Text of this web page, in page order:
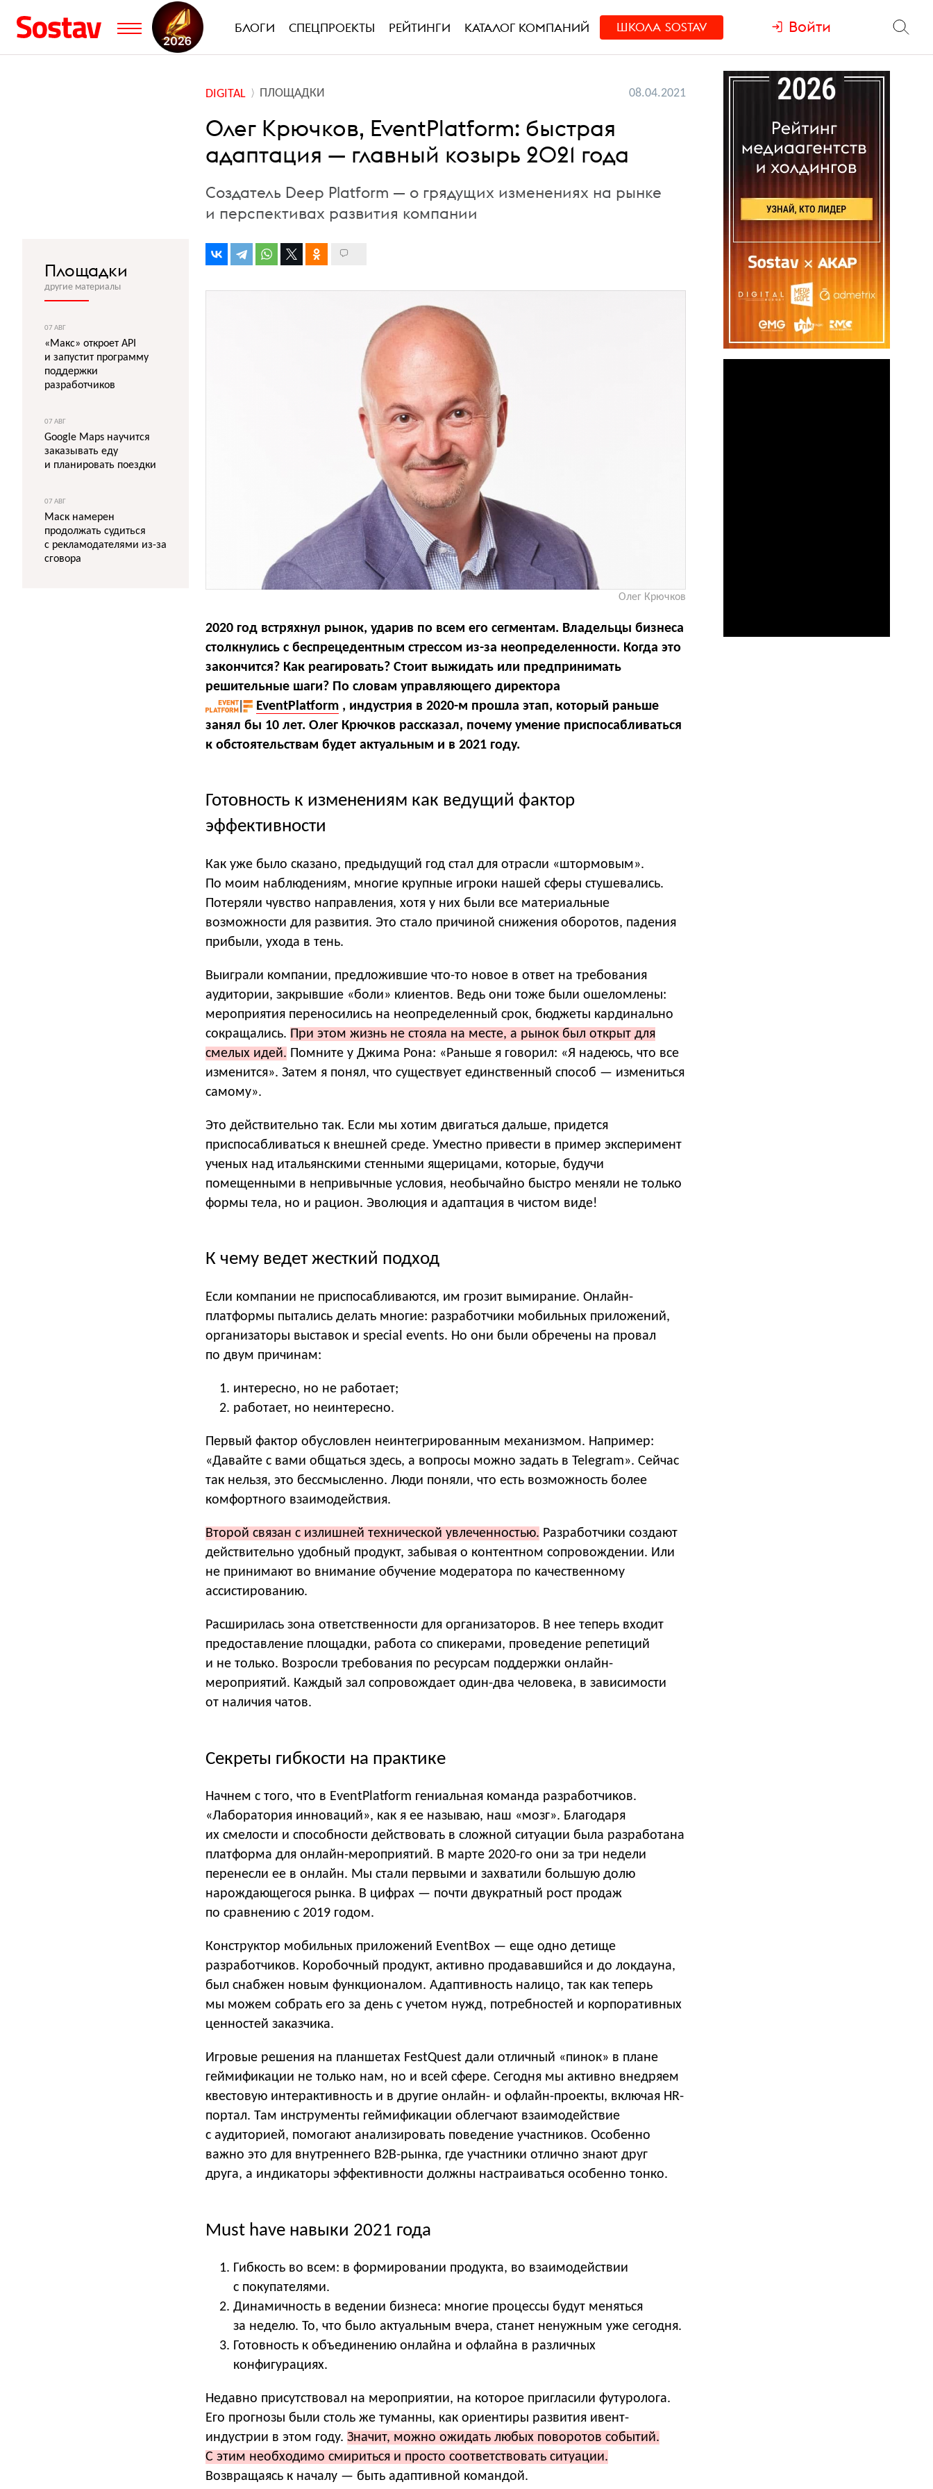
БЛОГИ СПЕЦПРОЕКТЫ РЕЙТИНГИ КАТАЛОГ КОМПАНИЙ ШКОЛА SOSTAV Войти
DIGITAL ПЛОЩАДКИ 08.04.2021
Олег Крючков, EventPlatform: быстрая
адаптация — главный козырь 2021 года
Создатель Deep Platform — о грядущих изменениях на рынке
и перспективах развития компании
Олег Крючков
2020 год встряхнул рынок, ударив по всем его сегментам. Владельцы бизнеса
столкнулись с беспрецедентным стрессом из-за неопределенности. Когда это
закончится? Как реагировать? Стоит выжидать или предпринимать
решительные шаги? По словам управляющего директора
EventPlatform , индустрия в 2020-м прошла этап, который раньше
занял бы 10 лет. Олег Крючков рассказал, почему умение приспосабливаться
к обстоятельствам будет актуальным и в 2021 году.
Готовность к изменениям как ведущий фактор
эффективности
Как уже было сказано, предыдущий год стал для отрасли «штормовым».
По моим наблюдениям, многие крупные игроки нашей сферы стушевались.
Потеряли чувство направления, хотя у них были все материальные
возможности для развития. Это стало причиной снижения оборотов, падения
прибыли, ухода в тень.
Выиграли компании, предложившие что-то новое в ответ на требования
аудитории, закрывшие «боли» клиентов. Ведь они тоже были ошеломлены:
мероприятия переносились на неопределенный срок, бюджеты кардинально
сокращались. При этом жизнь не стояла на месте, а рынок был открыт для
смелых идей. Помните у Джима Рона: «Раньше я говорил: «Я надеюсь, что все
изменится». Затем я понял, что существует единственный способ — измениться
самому».
Это действительно так. Если мы хотим двигаться дальше, придется
приспосабливаться к внешней среде. Уместно привести в пример эксперимент
ученых над итальянскими стенными ящерицами, которые, будучи
помещенными в непривычные условия, необычайно быстро меняли не только
формы тела, но и рацион. Эволюция и адаптация в чистом виде!
К чему ведет жесткий подход
Если компании не приспосабливаются, им грозит вымирание. Онлайн-
платформы пытались делать многие: разработчики мобильных приложений,
организаторы выставок и special events. Но они были обречены на провал
по двум причинам:
интересно, но не работает;
работает, но неинтересно.
Первый фактор обусловлен неинтегрированным механизмом. Например:
«Давайте с вами общаться здесь, а вопросы можно задать в Telegram». Сейчас
так нельзя, это бессмысленно. Люди поняли, что есть возможность более
комфортного взаимодействия.
Второй связан с излишней технической увлеченностью. Разработчики создают
действительно удобный продукт, забывая о контентном сопровождении. Или
не принимают во внимание обучение модератора по качественному
ассистированию.
Расширилась зона ответственности для организаторов. В нее теперь входит
предоставление площадки, работа со спикерами, проведение репетиций
и не только. Возросли требования по ресурсам поддержки онлайн-
мероприятий. Каждый зал сопровождает один-два человека, в зависимости
от наличия чатов.
Секреты гибкости на практике
Начнем с того, что в EventPlatform гениальная команда разработчиков.
«Лаборатория инноваций», как я ее называю, наш «мозг». Благодаря
их смелости и способности действовать в сложной ситуации была разработана
платформа для онлайн-мероприятий. В марте 2020-го они за три недели
перенесли ее в онлайн. Мы стали первыми и захватили большую долю
нарождающегося рынка. В цифрах — почти двукратный рост продаж
по сравнению с 2019 годом.
Конструктор мобильных приложений EventBox — еще одно детище
разработчиков. Коробочный продукт, активно продававшийся и до локдауна,
был снабжен новым функционалом. Адаптивность налицо, так как теперь
мы можем собрать его за день с учетом нужд, потребностей и корпоративных
ценностей заказчика.
Игровые решения на планшетах FestQuest дали отличный «пинок» в плане
геймификации не только нам, но и всей сфере. Сегодня мы активно внедряем
квестовую интерактивность и в другие онлайн- и офлайн-проекты, включая HR-
портал. Там инструменты геймификации облегчают взаимодействие
с аудиторией, помогают анализировать поведение участников. Особенно
важно это для внутреннего B2B-рынка, где участники отлично знают друг
друга, а индикаторы эффективности должны настраиваться особенно тонко.
Must have навыки 2021 года
Гибкость во всем: в формировании продукта, во взаимодействии
с покупателями.
Динамичность в ведении бизнеса: многие процессы будут меняться
за неделю. То, что было актуальным вчера, станет ненужным уже сегодня.
Готовность к объединению онлайна и офлайна в различных
конфигурациях.
Недавно присутствовал на мероприятии, на которое пригласили футуролога.
Его прогнозы были столь же туманны, как ориентиры развития ивент-
индустрии в этом году. Значит, можно ожидать любых поворотов событий.
С этим необходимо смириться и просто соответствовать ситуации.
Возвращаясь к началу — быть адаптивной командой.
Площадки
другие материалы
07 АВГ
«Макс» откроет API
и запустит программу
поддержки
разработчиков
07 АВГ
Google Maps научится
заказывать еду
и планировать поездки
07 АВГ
Маск намерен
продолжать судиться
с рекламодателями из-за
сговора